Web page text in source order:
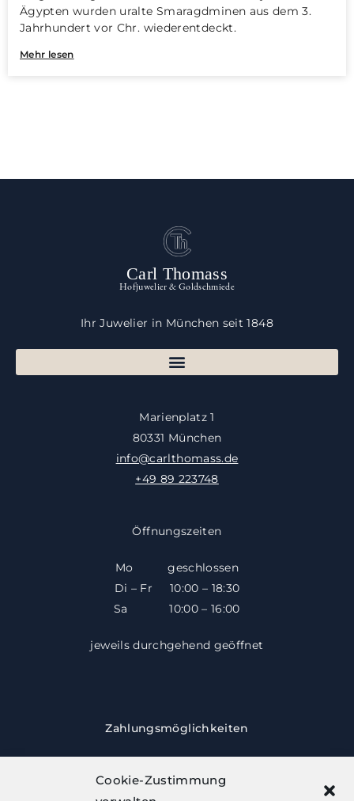
Cookie-Zustimmung
Ägypten wurden uralte Smaragdminen aus dem 3.
Jahrhundert vor Chr. wiederentdeckt.
Mehr lesen
Carl Thomass
Hofjuwelier & Goldschmiede
Ihr Juwelier in München seit 1848
Marienplatz 1
80331 München
info@carlthomass.de
+49 89 223748
Öffnungszeiten
Mo geschlossen
Di – Fr 10:00 – 18:30
​​Sa 10:00 – 16:00
jeweils durchgehend geöffnet
Zahlungsmöglichkeiten